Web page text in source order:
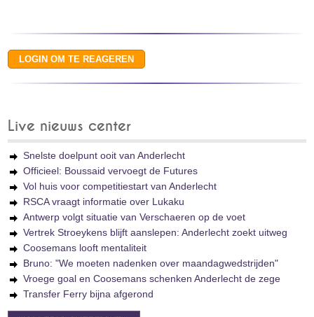
Live nieuws center
Snelste doelpunt ooit van Anderlecht
Officieel: Boussaid vervoegt de Futures
Vol huis voor competitiestart van Anderlecht
RSCA vraagt informatie over Lukaku
Antwerp volgt situatie van Verschaeren op de voet
Vertrek Stroeykens blijft aanslepen: Anderlecht zoekt uitweg
Coosemans looft mentaliteit
Bruno: "We moeten nadenken over maandagwedstrijden"
Vroege goal en Coosemans schenken Anderlecht de zege
Transfer Ferry bijna afgerond